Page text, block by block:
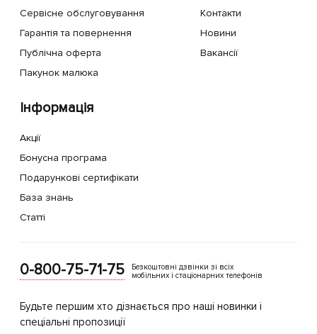
Сервісне обслуговування
Гарантія та повернення
Публічна оферта
Пакунок малюка
Контакти
Новини
Вакансії
Інформація
Акції
Бонусна програма
Подарункові сертифікати
База знань
Статті
0-800-75-71-75
Безкоштовні дзвінки зі всіх
мобільних і стаціонарних телефонів
Будьте першим хто дізнається про наші новинки і
спеціальні пропозиції